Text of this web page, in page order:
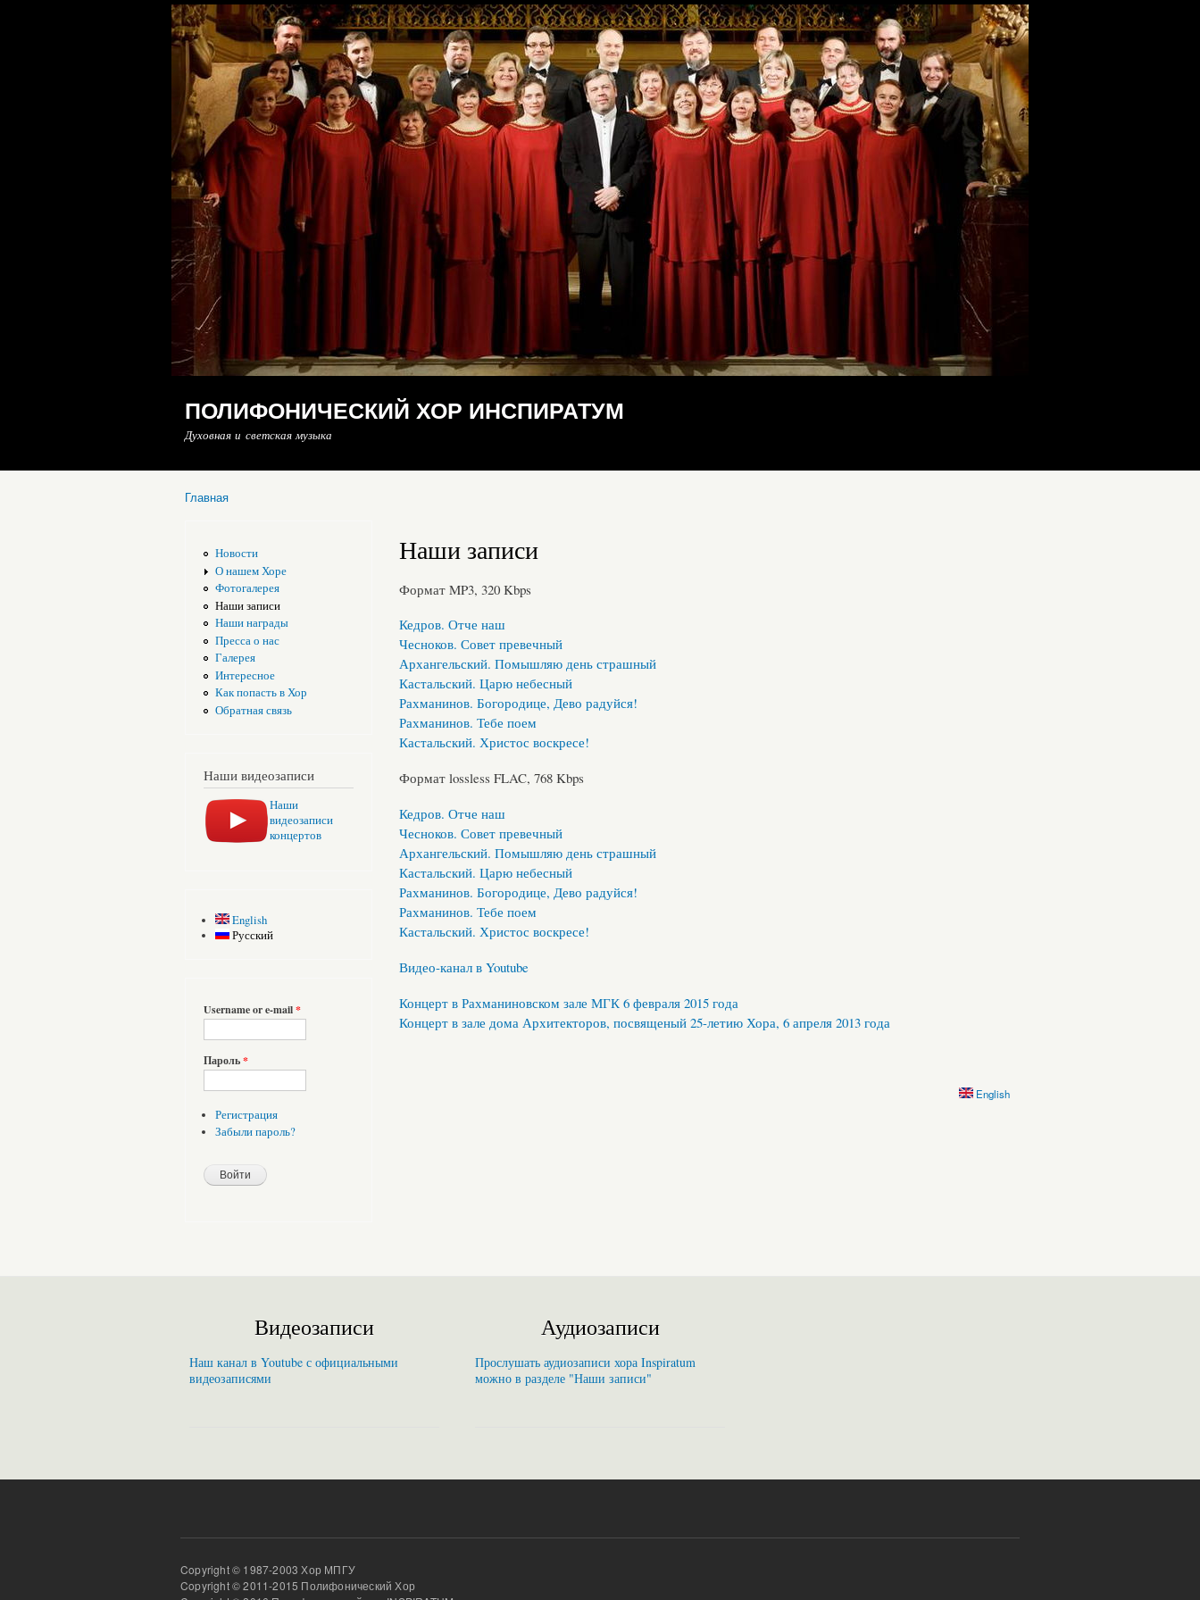
Перейти к
основному
содержанию
ПОЛИФОНИЧЕСКИЙ ХОР ИНСПИРАТУМ
Духовная и светская музыка
Главная
Новости
О нашем Хоре
Фотогалерея
Наши записи
Наши награды
Пресса о нас
Галерея
Интересное
Как попасть в Хор
Обратная связь
Наши видеозаписи
Наши
видеозаписи
концертов
English
Русский
Username or e-mail*
Пароль*
Регистрация
Забыли пароль?
Наши записи
Формат MP3, 320 Kbps
Кедров. Отче наш
Чесноков. Совет превечный
Архангельский. Помышляю день страшный
Кастальский. Царю небесный
Рахманинов. Богородице, Дево радуйся!
Рахманинов. Тебе поем
Кастальский. Христос воскресе!
Формат lossless FLAC, 768 Kbps
Кедров. Отче наш
Чесноков. Совет превечный
Архангельский. Помышляю день страшный
Кастальский. Царю небесный
Рахманинов. Богородице, Дево радуйся!
Рахманинов. Тебе поем
Кастальский. Христос воскресе!
Видео-канал в Youtube
Концерт в Рахманиновском зале МГК 6 февраля 2015 года
Концерт в зале дома Архитекторов, посвященый 25-летию Хора, 6 апреля 2013 года
English
Видеозаписи
Наш канал в Youtube с официальными
видеозаписями
Аудиозаписи
Прослушать аудиозаписи хора Inspiratum
можно в разделе "Наши записи"
Copyright © 1987-2003 Хор МПГУ
Copyright © 2011-2015 Полифонический Хор